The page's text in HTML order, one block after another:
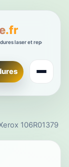
106R01379